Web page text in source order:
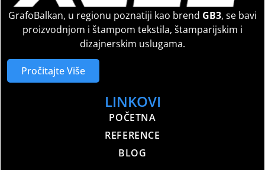
GrafoBalkan, u regionu poznatiji kao brend GB3, se bavi
proizvodnjom i štampom tekstila, štamparijskim i
dizajnerskim uslugama.
Pročitajte Više
LINKOVI
POČETNA
REFERENCE
BLOG